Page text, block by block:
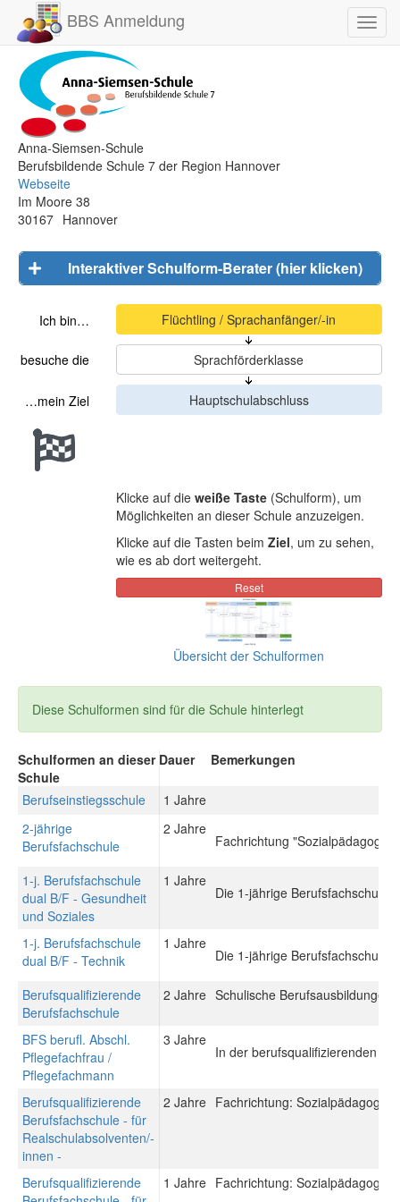
BBS Anmeldung
Anna-Siemsen-Schule
Berufsbildende Schule 7 der Region Hannover
Webseite
Im Moore 38
30167 Hannover
Interaktiver Schulform-Berater (hier klicken)
Ich bin…
besuche die
…mein Ziel
Klicke auf die weiße Taste(Schulform), um
Möglichkeiten an dieser Schule anzuzeigen.
Klicke auf die Tasten beim Ziel, um zu sehen,
wie es ab dort weitergeht.
Übersicht der Schulformen
Diese Schulformen sind für die Schule hinterlegt
Schulformen an dieser
Schule
Dauer Bemerkungen
Berufseinstiegsschule
1 Jahre
2-jährige
Berufsfachschule
2 Jahre
Fachrichtung "Sozialpädagogik"
1-j. Berufsfachschule
dual B/F - Gesundheit
und Soziales
1 Jahre
Die 1-jährige Berufsfachschule
1-j. Berufsfachschule
dual B/F - Technik
1 Jahre
Die 1-jährige Berufsfachschule
Berufsqualifizierende
Berufsfachschule
2 Jahre Schulische
BFS berufl. Abschl.
Pflegefachfrau /
Pflegefachmann
3 Jahre
In der berufsqualifizierenden
Berufsqualifizierende
Berufsfachschule - für
Realschulabsolventen/-
innen -
2 Jahre Fachrichtung:
Berufsqualifizierende
1 Jahre Fachrichtung: